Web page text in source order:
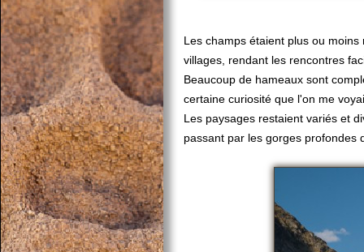
Les champs étaient plus ou
villages, rendant les rencontres
Beaucoup de hameaux sont
certaine curiosité que l'on me
Les paysages restaient variés et
passant par les gorges profondes